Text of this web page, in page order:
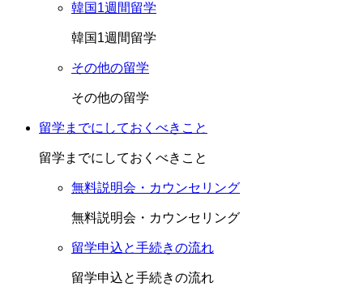
韓国1週間留学
韓国1週間留学
その他の留学
その他の留学
留学までにしておくべきこと
留学までにしておくべきこと
無料説明会・カウンセリング
無料説明会・カウンセリング
留学申込と手続きの流れ
留学申込と手続きの流れ